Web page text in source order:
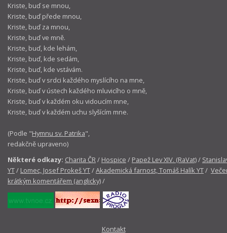
Kriste, buď se mnou,
Kriste, buď přede mnou,
Kriste, buď za mnou,
Kriste, buď ve mně.
Kriste, buď, kde lehám,
Kriste, buď, kde sedám,
Kriste, buď, kde vstávám.
Kriste, buď v srdci každého myslícího na mne,
Kriste, buď v ústech každého mluvicího o mně,
Kriste, buď v každém oku vidoucím mne,
Kriste, buď v každém uchu slyšícím mne.
(Podle "Hymnu sv. Patrika",
redakčně upraveno)
Některé odkazy: Charita ČR/ Hospice / Papež Lev XIV. (RaVat)/
YT/ Lomec, Josef Prokeš YT/Akademická farnost, Tomáš Halík YT/
krátkým komentářem (anglicky)/
Kontakt